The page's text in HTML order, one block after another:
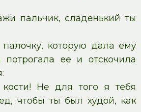
пальчик, сладенький ты
которую дала ему
потрогала ее и отскочила
Не для того я тебя
чтобы ты был худой, как